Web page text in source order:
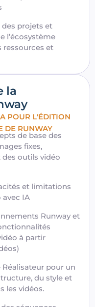
des projets et
l’écosystème
ressources et
la
POUR L'ÉDITION
DE RUNWAY
de base des
fixes,
outils vidéo
et limitations
avec IA
Runway et
à partir
pour un
du style et
les vidéos.